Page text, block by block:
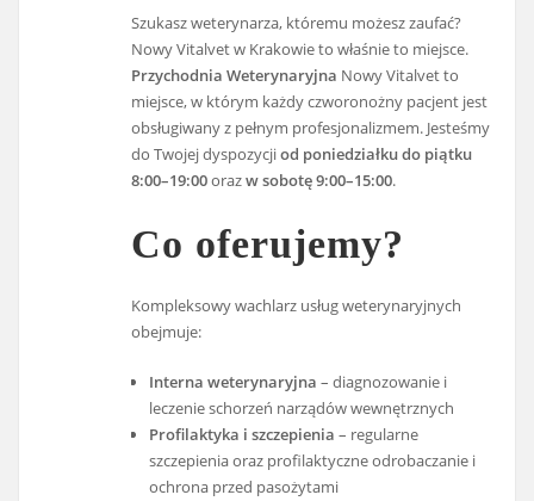
Szukasz weterynarza, któremu możesz zaufać?
Nowy Vitalvet w Krakowie to właśnie to miejsce.
Przychodnia Weterynaryjna Nowy Vitalvet to
miejsce, w którym każdy czworonożny pacjent jest
obsługiwany z pełnym profesjonalizmem. Jesteśmy
do Twojej dyspozycjiod poniedziałku do piątku
8:00–19:00orazw sobotę 9:00–15:00.
Co oferujemy?
Kompleksowy wachlarz usług weterynaryjnych
obejmuje:
Interna weterynaryjna – diagnozowanie i
leczenie schorzeń narządów wewnętrznych
Profilaktyka i szczepienia – regularne
szczepienia oraz profilaktyczne odrobaczanie i
ochrona przed pasożytami